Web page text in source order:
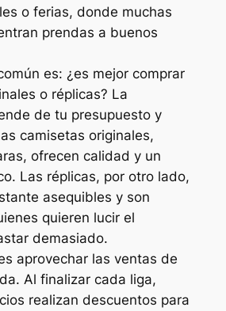
o ferias, donde muchas
prendas a buenos
es: ¿es mejor comprar
o réplicas? La
de tu presupuesto y
camisetas originales,
ofrecen calidad y un
Las réplicas, por otro lado,
asequibles y son
quieren lucir el
demasiado.
aprovechar las ventas de
Al finalizar cada liga,
realizan descuentos para